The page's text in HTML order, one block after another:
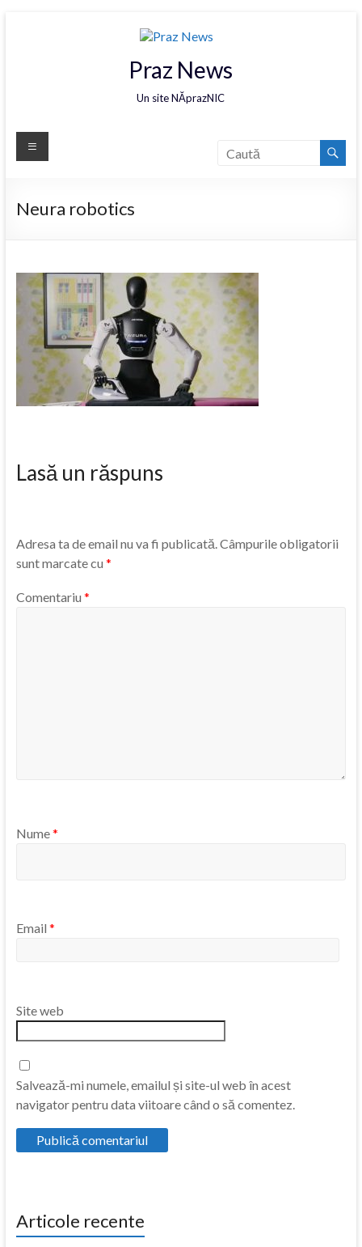
Praz News
Un site NĂprazNIC
Neura robotics
Lasă un răspuns
Adresa ta de email nu va fi publicată.Câmpurile obligatorii
sunt marcate cu *
Comentariu *
Nume*
Email *
Site web
Salvează-mi numele, emailul și site-ul web în acest
navigator pentru data viitoare când o să comentez.
Articole recente